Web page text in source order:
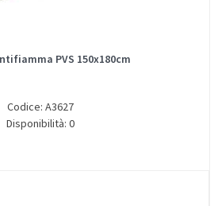
PVS 150x180cm
Codice: A3627
Disponibilità: 0